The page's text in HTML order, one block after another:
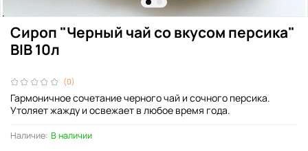
(0)
Наличие: В наличии
Сироп "Черный чай со вкусом персика"
BIB 10л
Гармоничное сочетание черного чай и сочного персика.
Утоляет жажду и освежает в любое время года.